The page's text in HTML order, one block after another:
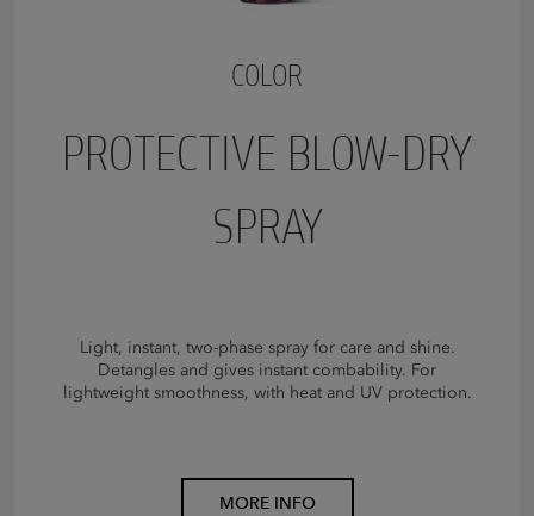
COLOR
PROTECTIVE BLOW-DRY
SPRAY
Light, instant, two-phase spray for care and shine.
Detangles and gives instant combability. For
lightweight smoothness, with heat and UV protection.
MORE INFO